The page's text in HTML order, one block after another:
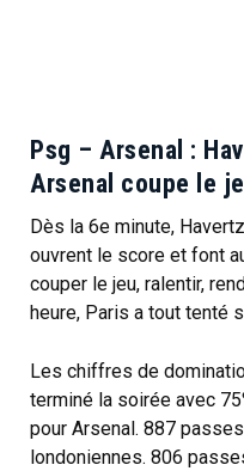
Psg – Arsenal :
Arsenal coupe le
Dès la 6e minute,
ouvrent le score et font
couper le jeu, ralentir,
heure, Paris a tout tenté
Les chiffres de
terminé la soirée avec
pour Arsenal. 887
londoniennes. 806